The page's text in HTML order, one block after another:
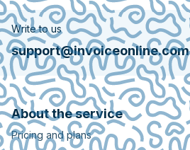
Write to us
support@invoiceonline.com
About the service
Pricing and plans